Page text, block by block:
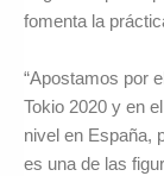
fomenta la
“Apostamos por
Tokio 2020 y en
nivel en España,
es una de las